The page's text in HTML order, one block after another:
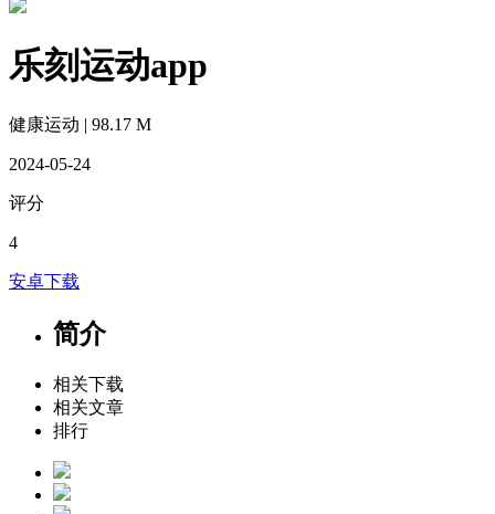
乐刻运动app
健康运动 | 98.17 M
2024-05-24
评分
4
安卓下载
简介
相关下载
相关文章
排行